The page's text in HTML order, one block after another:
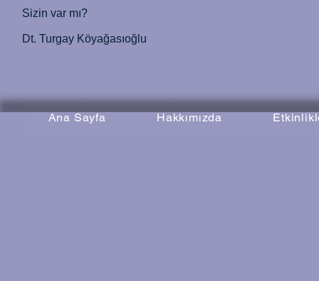
Sizin var mı?
Dt. Turgay Köyağasıoğlu
Ana Sayfa Hakkımızda